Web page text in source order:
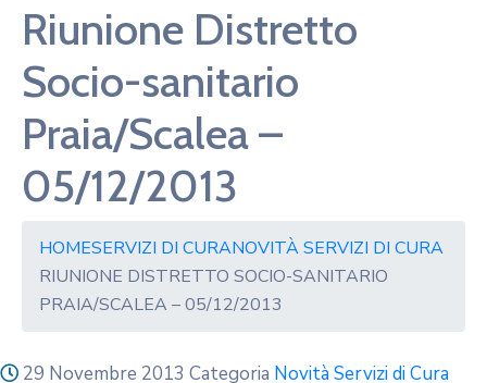
Riunione Distretto
Socio-sanitario
Praia/Scalea –
05/12/2013
HOMESERVIZI DI CURANOVITÀ SERVIZI DI CURA
RIUNIONE DISTRETTO SOCIO-SANITARIO
PRAIA/SCALEA – 05/12/2013
29 Novembre 2013 Categoria Novità Servizi di Cura